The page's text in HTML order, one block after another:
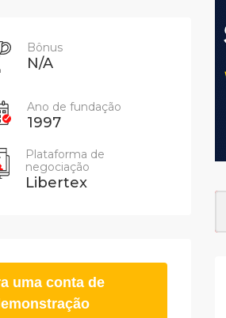
Bônus
N/A
Ano de fundação
1997
Plataforma de
negociação
Libertex
uma conta de